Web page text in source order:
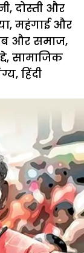
, दोस्ती और
, महंगाई और
और समाज,
, सामाजिक
, हिंदी